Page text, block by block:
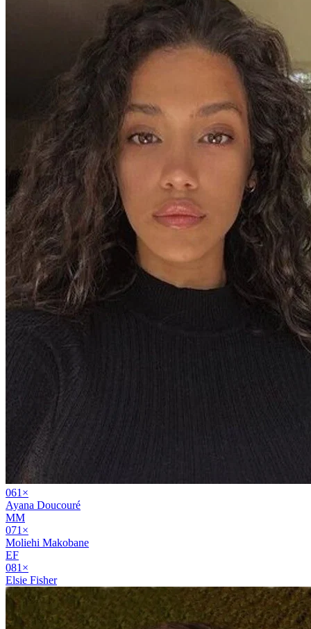
061 ×
Ayana Doucouré
MM
071 ×
Moliehi Makobane
EF
081 ×
Elsie Fisher